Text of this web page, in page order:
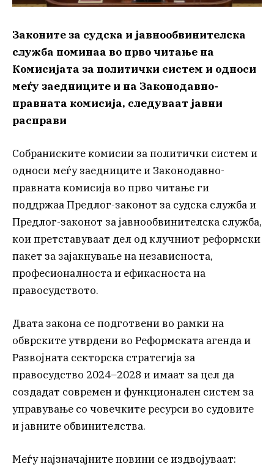
Законите за судска и јавнообвинителска
служба поминаа во прво читање на
Комисијата за политички систем и односи
меѓу заедниците и на Законодавно-
правната комисија, следуваат јавни
расправи
Собраниските комисии за политички систем и
односи меѓу заедниците и Законодавно-
правната комисија во прво читање ги
поддржаа Предлог-законот за судска служба и
Предлог-законот за јавнообвинителска служба,
кои претставуваат дел од клучниот реформски
пакет за зајакнување на независноста,
професионалноста и ефикасноста на
правосудството.
Двата закона се подготвени во рамки на
обврските утврдени во Реформската агенда и
Развојната секторска стратегија за
правосудство 2024–2028 и имаат за цел да
создадат современ и функционален систем за
управување со човечките ресурси во судовите
и јавните обвинителства.
Меѓу најзначајните новини се издвојуваат: